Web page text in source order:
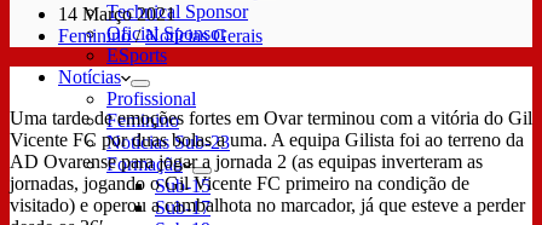
Technical Sponsor
Oficial Sponsor
ESports
Notícias
Profissional
Feminino
Notícias Sub-23
Formação
Sub-15
Sub-17
14 Março 2021
Feminino/Notícias Gerais
Uma tarde de emoções fortes em Ovar terminou com a vitória do Gil
Vicente FC por duas bolas a uma. A equipa Gilista foi ao terreno da
AD Ovarense para jogar a jornada 2 (as equipas inverteram as
jornadas, jogando o Gil Vicente FC primeiro na condição de
visitado) e operou a cambalhota no marcador, já que esteve a perder